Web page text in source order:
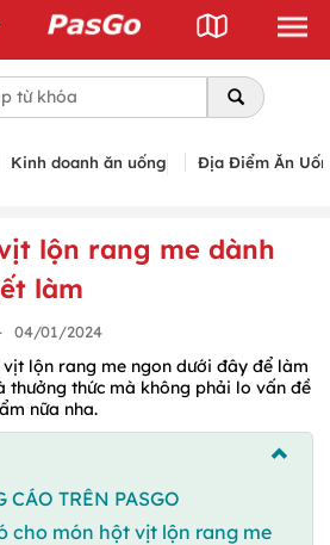
Kinh doanh ăn uống Địa Điểm Ăn
lộn rang me dành
làm
04/01/2024
lộn rang me ngon dưới đây để làm
thưởng thức mà không phải lo vấn đề
nữa nha.
TRÊN PASGO
cho món hột vịt lộn rang me